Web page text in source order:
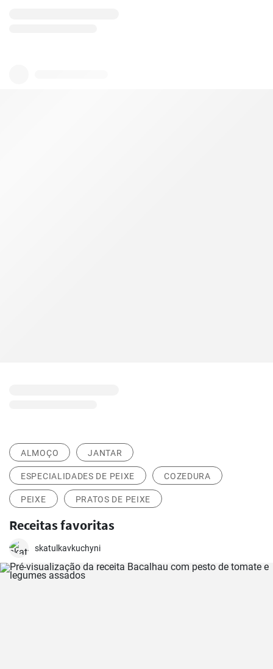
ALMOÇO JANTAR
ESPECIALIDADES DE PEIXE COZEDURA
PEIXE PRATOS DE PEIXE
Receitas favoritas
skatulkavkuchyni